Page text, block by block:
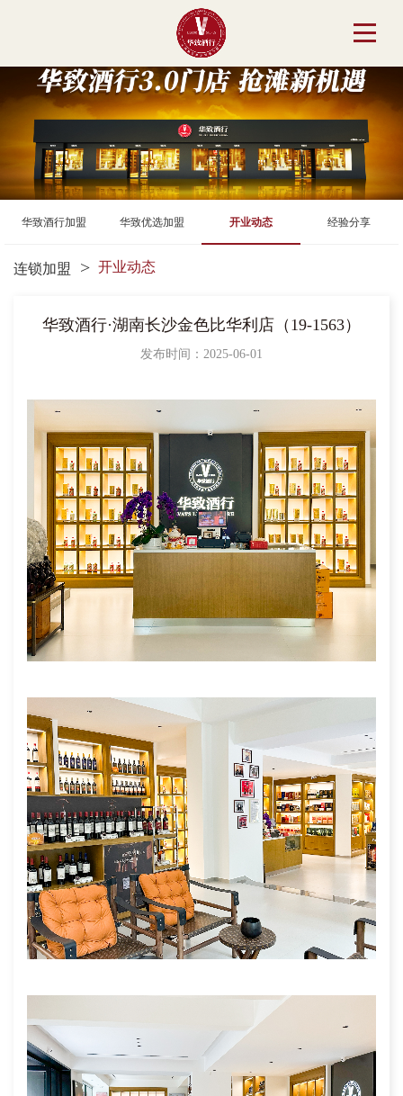
华致酒行加盟 华致优选加盟 开业动态 经验分享
连锁加盟 开业动态
华致酒行·湖南长沙金色比华利店（19-1563）
发布时间：2025-06-01